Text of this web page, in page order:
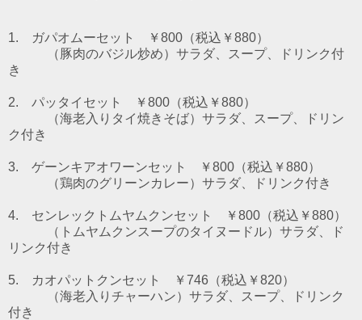
1. ガパオムーセット ￥800（税込￥880）
（豚肉のバジル炒め） サラダ、スープ、ドリンク付
き
2. パッタイセット ￥800（税込￥880）
（海老入りタイ焼きそば） サラダ、スープ、ドリン
ク付き
3. ゲーンキアオワーンセット ￥800（税込￥880）
（鶏肉のグリーンカレー） サラダ、ドリンク付き
4. センレックトムヤムクンセット ￥800（税込￥880）
（トムヤムクンスープのタイヌードル） サラダ、ド
リンク付き
5. カオパットクンセット ￥746（税込￥820）
（海老入りチャーハン）サラダ、スープ、ドリンク
付き